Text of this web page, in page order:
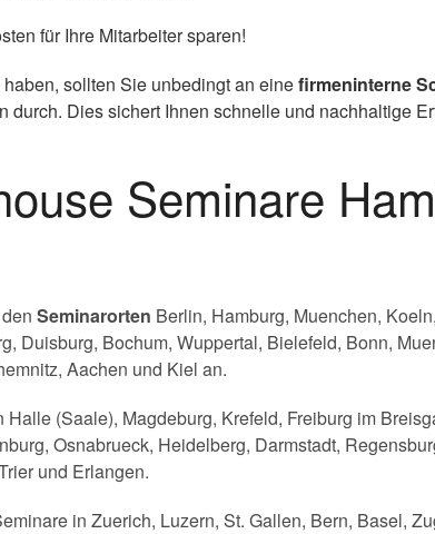
für Ihre Mitarbeiter sparen!
sollten Sie unbedingt an einefirmeninterne
Dies sichert Ihnen schnelle und nachhaltige
Seminare
Seminarorten Berlin, Hamburg, Muenchen,
Duisburg, Bochum, Wuppertal, Bielefeld, Bonn,
Aachen und Kiel an.
(Saale), Magdeburg, Krefeld, Freiburg im
Osnabrueck, Heidelberg, Darmstadt,
und Erlangen.
in Zuerich, Luzern, St. Gallen, Bern, Basel,